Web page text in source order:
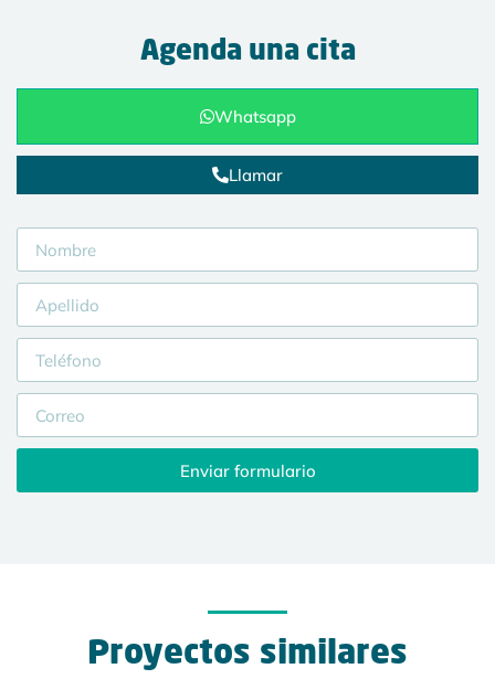
Agenda una cita
Whatsapp
Llamar
Enviar formulario
Proyectos similares